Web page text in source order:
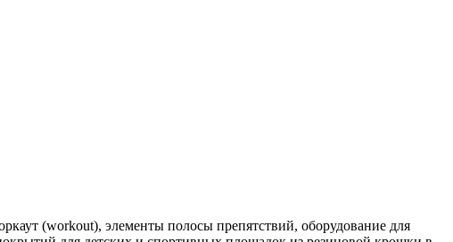
(workout), элементы полосы препятствий, оборудование для